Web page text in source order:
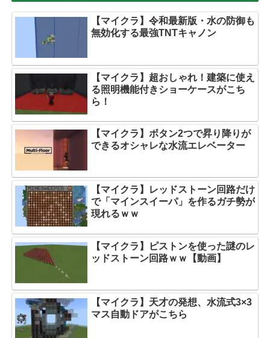
【マイクラ】令和最新版・水の防御も
無効化する最強TNTキャノン
【マイクラ】超おしゃれ！建築に使え
る照明機能付きショーケースがこち
ら！
【マイクラ】ボタン2つで昇り降りが
できるオシャレな水流エレベーター
【マイクラ】レッドストーン回路だけ
で「マインスイーパ」を作るガチ勢が
現れるｗｗ
【マイクラ】ピストンを使った謎のレ
ッドストーン回路ｗｗ【動画】
【マイクラ】天才の発想、水流式3×3
マス自動ドアがこちら